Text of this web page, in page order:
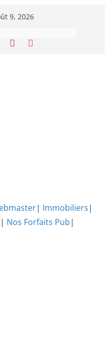
9, 2026
| Immobiliers|
| Nos Forfaits Pub|